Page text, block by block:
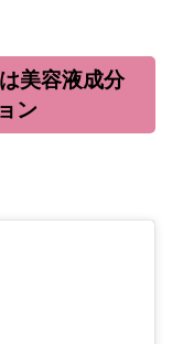
美容液成分
ン